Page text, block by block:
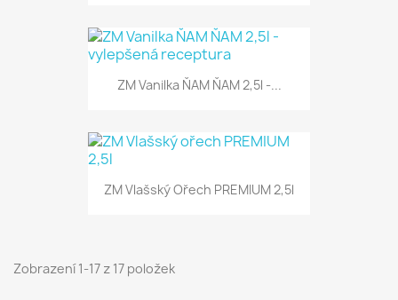
ZM Vanilka ŇAM ŇAM 2,5l -...
ZM Vlašský Ořech PREMIUM 2,5l
Zobrazení 1-17 z 17 položek